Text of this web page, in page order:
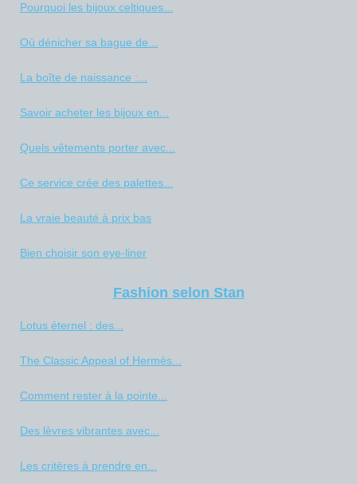
Pourquoi les bijoux celtiques...
Où dénicher sa bague de...
La boîte de naissance :...
Savoir acheter les bijoux en...
Quels vêtements porter avec...
Ce service crée des palettes...
La vraie beauté à prix bas
Bien choisir son eye-liner
Fashion selon Stan
Lotus éternel : des...
The Classic Appeal of Hermès...
Comment rester à la pointe...
Des lèvres vibrantes avec...
Les critères à prendre en...